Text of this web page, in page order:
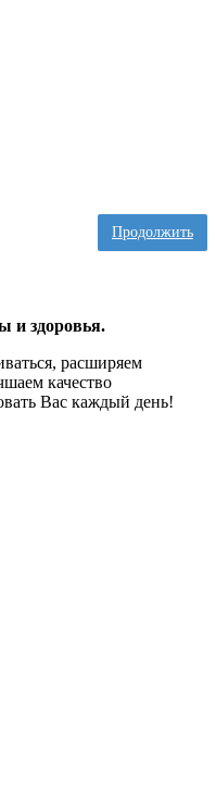
Продолжить
и здоровья.
расширяем
качество
Вас каждый день!